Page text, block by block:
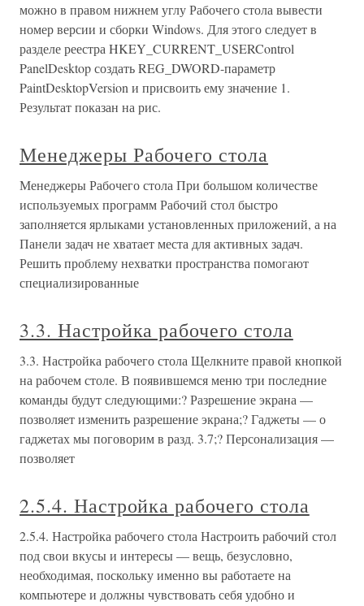
можно в правом нижнем углу Рабочего стола вывести
номер версии и сборки Windows. Для этого следует в
разделе реестра HKEY_CURRENT_USERControl
PanelDesktop создать REG_DWORD-параметр
PaintDesktopVersion и присвоить ему значение 1.
Результат показан на рис.
Менеджеры Рабочего стола
Менеджеры Рабочего стола При большом количестве
используемых программ Рабочий стол быстро
заполняется ярлыками установленных приложений, а на
Панели задач не хватает места для активных задач.
Решить проблему нехватки пространства помогают
специализированные
3.3. Настройка рабочего стола
3.3. Настройка рабочего стола Щелкните правой кнопкой
на рабочем столе. В появившемся меню три последние
команды будут следующими:? Разрешение экрана —
позволяет изменить разрешение экрана;? Гаджеты — о
гаджетах мы поговорим в разд. 3.7;? Персонализация —
позволяет
2.5.4. Настройка рабочего стола
2.5.4. Настройка рабочего стола Настроить рабочий стол
под свои вкусы и интересы — вещь, безусловно,
необходимая, поскольку именно вы работаете на
компьютере и должны чувствовать себя удобно и